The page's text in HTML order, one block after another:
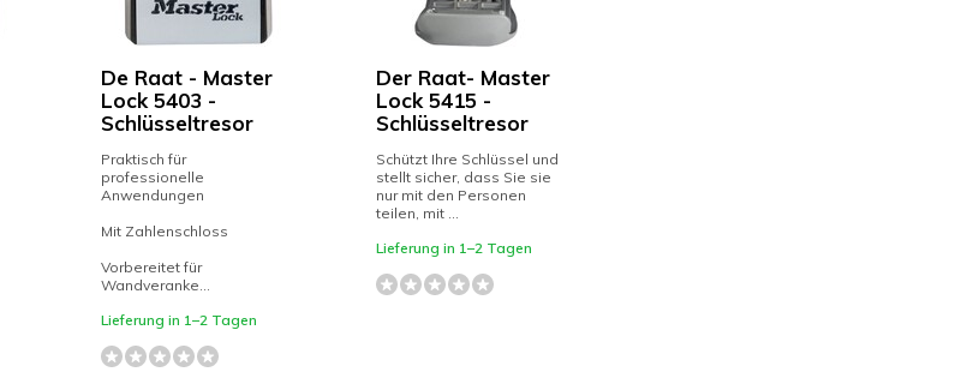
De Raat - Master
Lock 5403 -
Schlüsseltresor
Praktisch für
professionelle
Anwendungen
Mit Zahlenschloss
Vorbereitet für
Wandveranke...
Lieferung in 1–2 Tagen
Der Raat- Master
Lock 5415 -
Schlüsseltresor
Schützt Ihre Schlüssel und
stellt sicher, dass Sie sie
nur mit den Personen
teilen, mit ...
Lieferung in 1–2 Tagen